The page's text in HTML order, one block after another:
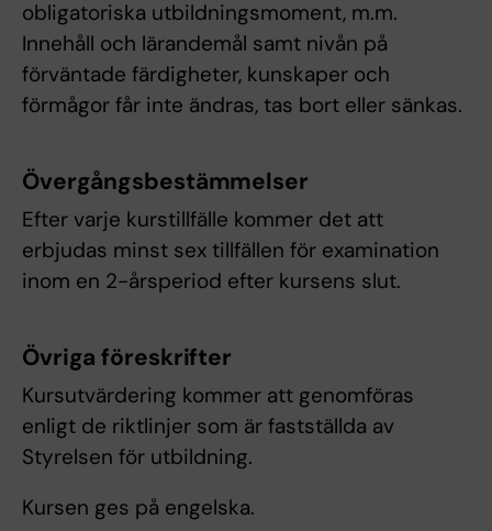
obligatoriska utbildningsmoment, m.m.
Innehåll och lärandemål samt nivån på
förväntade färdigheter, kunskaper och
förmågor får inte ändras, tas bort eller sänkas.
Övergångsbestämmelser
Efter varje kurstillfälle kommer det att
erbjudas minst sex tillfällen för examination
inom en 2-årsperiod efter kursens slut.
Övriga föreskrifter
Kursutvärdering kommer att genomföras
enligt de riktlinjer som är fastställda av
Styrelsen för utbildning.
Kursen ges på engelska.